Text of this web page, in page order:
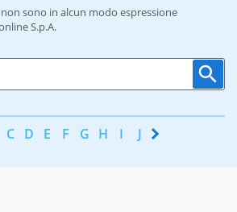
sono in alcun modo espressione
S.p.A.
C D E F G H I J K